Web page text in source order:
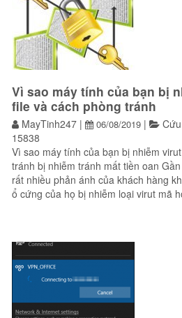
Vì sao máy tính của bạn bị
file và cách phòng tránh
MayTinh247 | 06/08/2019 |
15838
Vì sao máy tính của bạn bị nhiễm
tránh bị nhiễm tránh mất tiền oan
rất nhiều phản ánh của khách hàng
ổ cứng của họ bị nhiễm loại virut mã